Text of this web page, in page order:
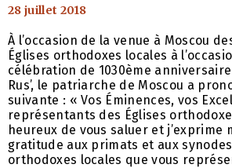
28 juillet 2018
À l’occasion de la venue à Moscou
Églises orthodoxes locales à
célébration de 1030ème
Rus’, le patriarche de Moscou a
suivante : « Vos Éminences, vos
représentants des Églises
heureux de vous saluer et j’exprime
gratitude aux primats et aux
orthodoxes locales que vous